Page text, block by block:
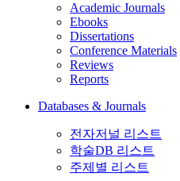
Academic Journals
Ebooks
Dissertations
Conference Materials
Reviews
Reports
Databases & Journals
전자저널 리스트
학술DB 리스트
주제별 리스트